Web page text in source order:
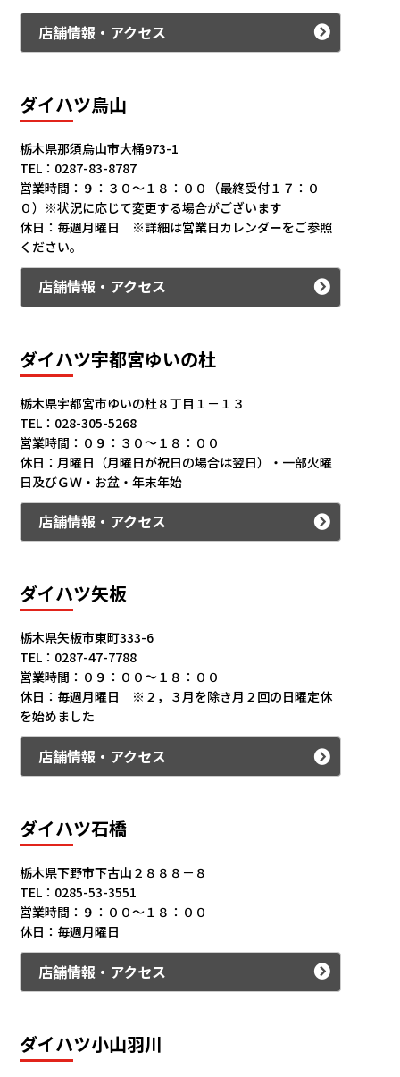
店舗情報・アクセス
ダイハツ烏山
栃木県那須烏山市大桶973-1
TEL：0287-83-8787
営業時間：９：３０～１８：００（最終受付１７：０
０）※状況に応じて変更する場合がございます
休日：毎週月曜日 ※詳細は営業日カレンダーをご参照
ください。
店舗情報・アクセス
ダイハツ宇都宮ゆいの杜
栃木県宇都宮市ゆいの杜８丁目１－１３
TEL：028-305-5268
営業時間：０９：３０～１８：００
休日：月曜日（月曜日が祝日の場合は翌日）・一部火曜
日及びＧＷ・お盆・年末年始
店舗情報・アクセス
ダイハツ矢板
栃木県矢板市東町333-6
TEL：0287-47-7788
営業時間：０９：００～１８：００
休日：毎週月曜日 ※２，３月を除き月２回の日曜定休
を始めました
店舗情報・アクセス
ダイハツ石橋
栃木県下野市下古山２８８８－８
TEL：0285-53-3551
営業時間：９：００～１８：００
休日：毎週月曜日
店舗情報・アクセス
ダイハツ小山羽川